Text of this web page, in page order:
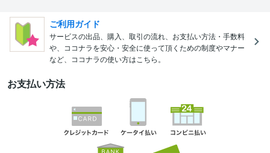
ご利用ガイド
サービスの出品、購入、取引の流れ、お支払い方法・手数料
や、ココナラを安心・安全に使って頂くための制度やマナー
など、ココナラの使い方はこちら。
お支払い方法